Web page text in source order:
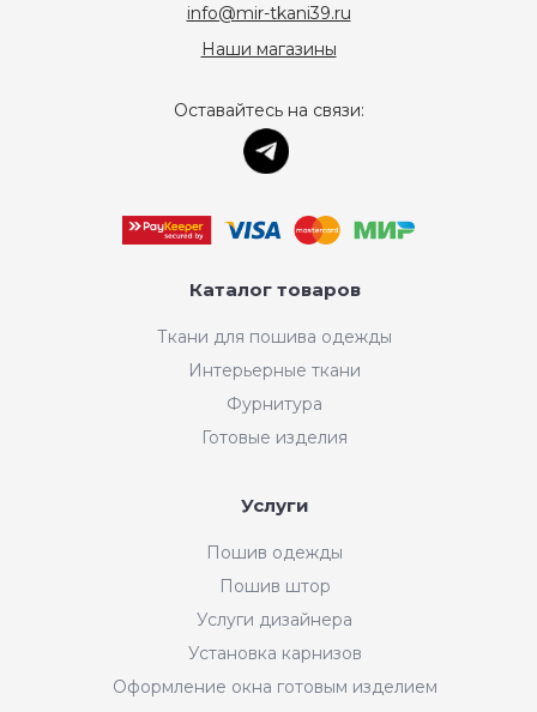
info@mir-tkani39.ru
Наши магазины
Оставайтесь на связи:
Каталог товаров
Ткани для пошива одежды
Интерьерные ткани
Фурнитура
Готовые изделия
Услуги
Пошив одежды
Пошив штор
Услуги дизайнера
Установка карнизов
Оформление окна готовым изделием